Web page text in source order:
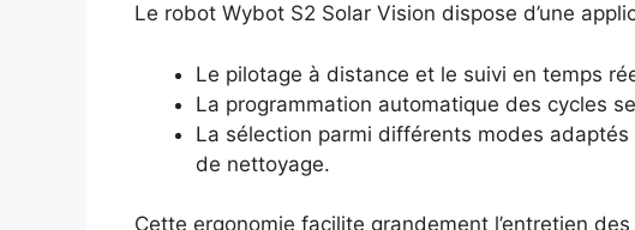
Le robot Wybot S2 Solar Vision dispose d’une
Le pilotage à distance et le suivi en temps
La programmation automatique des cycles
La sélection parmi différents modes
de nettoyage.
Cette ergonomie facilite grandement l’entretien